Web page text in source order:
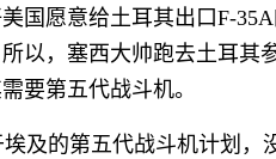
国愿意给土耳其出口F-
以，塞西大帅跑去土耳其
要第五代战斗机。
及的第五代战斗机计划，